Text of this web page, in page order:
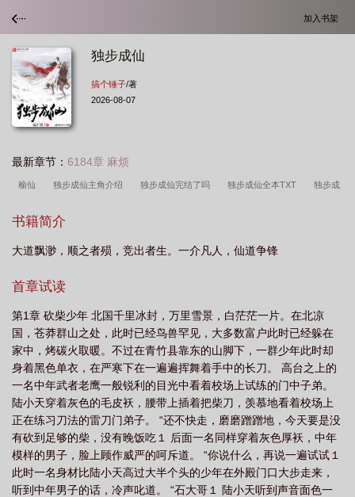
加入书架
独步成仙
搞个锤子/著
2026-08-07
最新章节： 6184章 麻烦
榆仙 独步成仙主角介绍 独步成仙完结了吗 独步成仙全本TXT 独步成
炼飞升 独步成仙等级划分
不 独步成仙陆小天的道侣 独步成仙起点 大荒经 独步成仙TXT百
读 独步成仙 搞个锤子 独步成仙境界 青葫剑仙 独步成仙女主角有几
个 独步成仙txt全集 独步成仙TXT免费 独步成仙境界划分详细 独步成仙
在线阅读 独步成仙苏晴结局 独步成仙全本 独步成仙TXT 独步成仙百度
百科 独步成仙免费全本阅读 独步成仙有几个女主 独步成仙txt 四个侍
女一人一魔一神一仙的 独步成仙笔趣阁免费阅读 坐忘长生 独步成仙正版书
免费阅读 独步成仙全文无弹窗免费阅读 独步成仙动漫在线观看 独步成仙境
界划分 独步成仙笔趣阁 独步成仙书评 独步成仙女主 独步成仙最新章
节
书籍简介
大道飘渺，顺之者殒，竞出者生。一介凡人，仙道争锋
首章试读
第1章 砍柴少年 北国千里冰封，万里雪景，白茫茫一片。在北凉
国，苍莽群山之处，此时已经鸟兽罕见，大多数富户此时已经躲在
家中，烤碳火取暖。不过在青竹县靠东的山脚下，一群少年此时却
身着黑色单衣，在严寒下在一遍遍挥舞着手中的长刀。 高台之上的
一名中年武者老鹰一般锐利的目光中看着校场上试练的门中子弟。
陆小天穿着灰色的毛皮袄，腰带上插着把柴刀，羡慕地看着校场上
正在练习刀法的雷刀门弟子。 “还不快走，磨磨蹭蹭地，今天要是没
有砍到足够的柴，没有晚饭吃１ 后面一名同样穿着灰色厚袄，中年
模样的男子，脸上顾作威严的呵斥道。 “你说什么，再说一遍试试１
此时一名身材比陆小天高过大半个头的少年在外殿门口大步走来，
听到中年男子的话，冷声叱道。 “石大哥１ 陆小天听到声音面色一